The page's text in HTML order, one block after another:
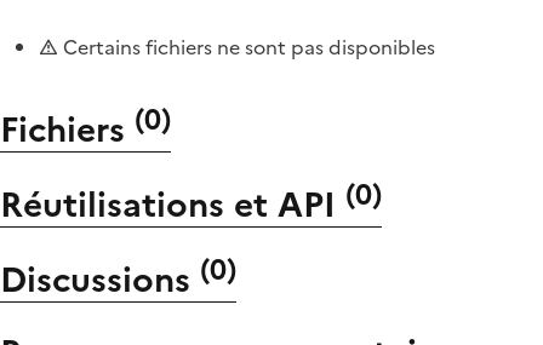
Certains fichiers ne sont pas disponibles
Fichiers (0)
Réutilisations et API (0)
Discussions (0)